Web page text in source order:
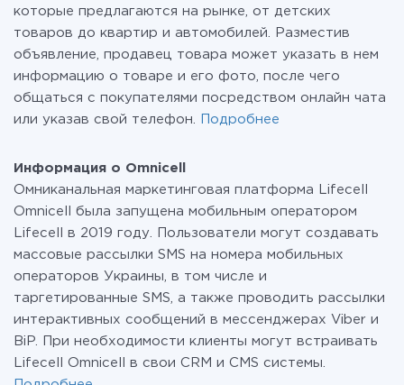
которые предлагаются на рынке, от детских
товаров до квартир и автомобилей. Разместив
объявление, продавец товара может указать в нем
информацию о товаре и его фото, после чего
общаться с покупателями посредством онлайн чата
или указав свой телефон.
Подробнее
Информация о Omnicell
Омниканальная маркетинговая платформа Lifecell
Omnicell была запущена мобильным оператором
Lifecell в 2019 году. Пользователи могут создавать
массовые рассылки SMS на номера мобильных
операторов Украины, в том числе и
таргетированные SMS, а также проводить рассылки
интерактивных сообщений в мессенджерах Viber и
BiP. При необходимости клиенты могут встраивать
Lifecell Omnicell в свои CRM и CMS системы.